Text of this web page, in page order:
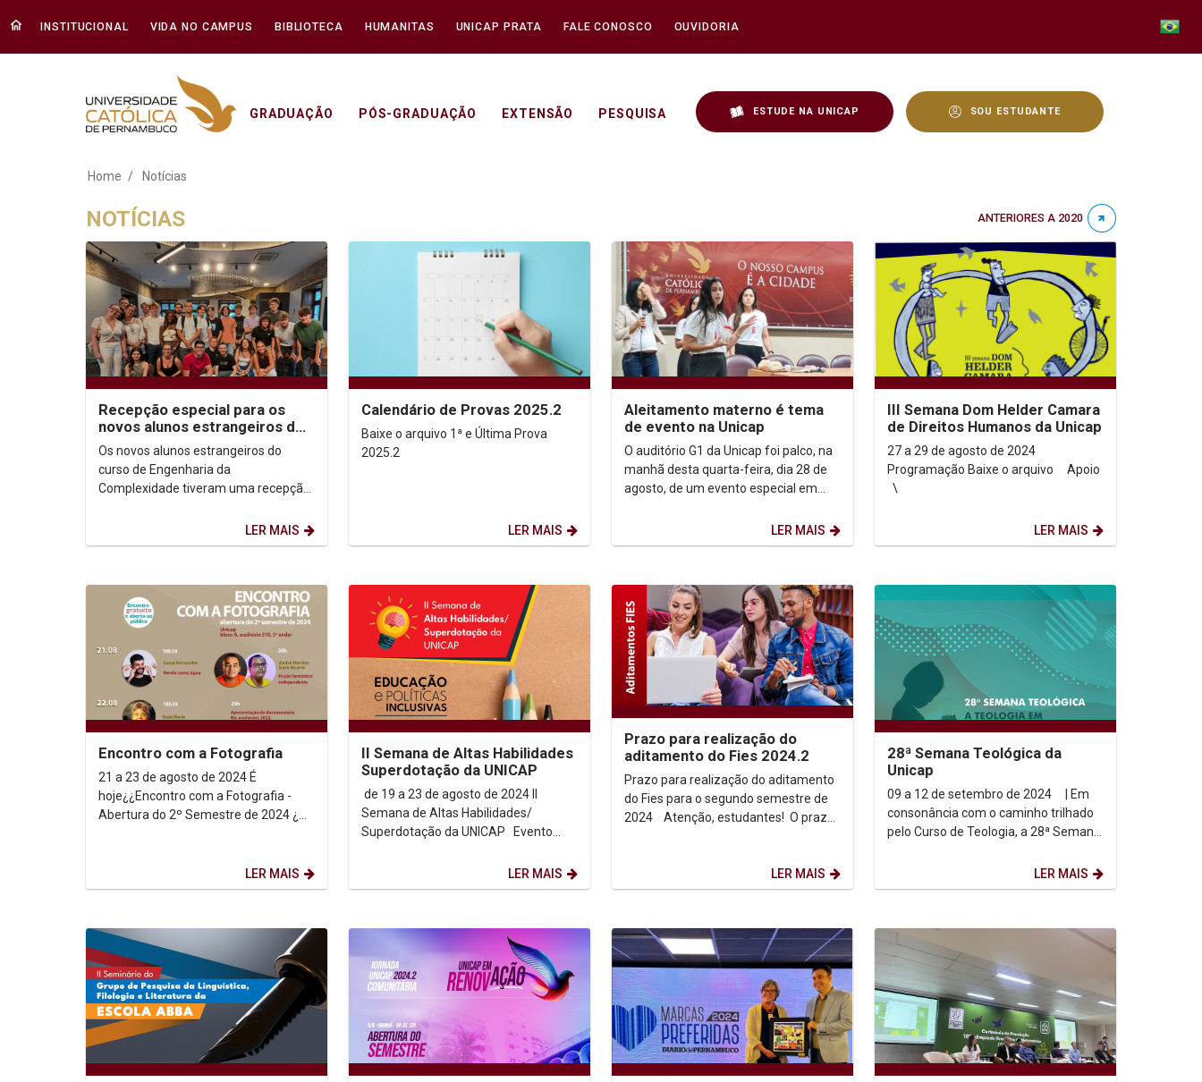
INSTITUCIONAL VIDA NO CAMPUS BIBLIOTECA HUMANITAS UNICAP PRATA FALE CONOSCO OUVIDORIA
GRADUAÇÃO PÓS-GRADUAÇÃO EXTENSÃO PESQUISA ESTUDE NA UNICAP SOU ESTUDANTE
Notícias - Unicap
Home Notícias
NOTÍCIAS ANTERIORES A 2020
Recepção especial para os
novos alunos estrangeiros de
Engenharia da Complexidade
Os novos alunos estrangeiros do
curso de Engenharia da
Complexidade tiveram uma recepção
LER MAIS
Calendário de Provas 2025.2
Baixe o arquivo 1ª e Última Prova
LER MAIS
Aleitamento materno é tema
de evento na Unicap
O auditório G1 da Unicap foi palco, na
manhã desta quarta-feira, dia 28 de
agosto, de um evento especial em
LER MAIS
III Semana Dom Helder Camara
de Direitos Humanos da Unicap
27 a 29 de agosto de 2024
Programação Baixe o arquivo Apoio
LER MAIS
Encontro com a Fotografia
21 a 23 de agosto de 2024 É
hoje¿¿Encontro com a Fotografia -
Abertura do 2º Semestre de 2024 ¿
LER MAIS
II Semana de Altas Habilidades
Superdotação da UNICAP
de 19 a 23 de agosto de 2024 II
Semana de Altas Habilidades/
Superdotação da UNICAP Evento
LER MAIS
Prazo para realização do
aditamento do Fies 2024.2
Prazo para realização do aditamento
do Fies para o segundo semestre de
2024 Atenção, estudantes! O prazo
LER MAIS
28ª Semana Teológica da
Unicap
09 a 12 de setembro de 2024 | Em
consonância com o caminho trilhado
pelo Curso de Teologia, a 28ª Semana
LER MAIS